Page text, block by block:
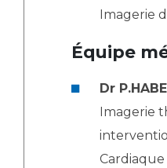
Imagerie
Équipe
Dr
Imagerie
Cardiaque